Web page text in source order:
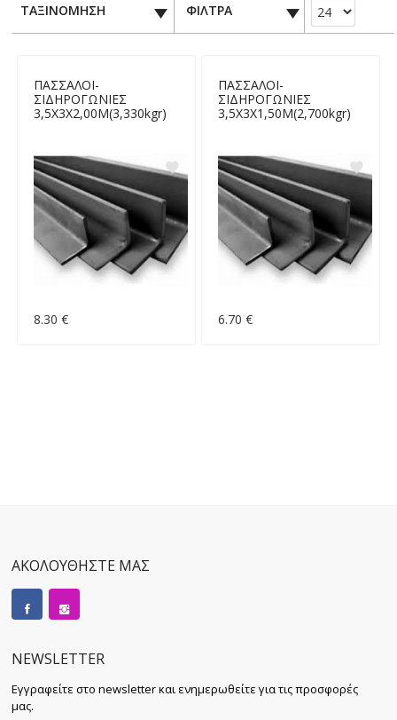
ΤΑΞΙΝΟΜΗΣΗ ΦΙΛΤΡΑ
ΠΑΣΣΑΛΟΙ-
ΣΙΔΗΡΟΓΩΝΙΕΣ
3,5X3X2,00Μ(3,330kgr)
8.30 €
ΠΑΣΣΑΛΟΙ-
ΣΙΔΗΡΟΓΩΝΙΕΣ
3,5X3X1,50Μ(2,700kgr)
6.70 €
ΑΚΟΛΟΥΘΗΣΤΕ ΜΑΣ
NEWSLETTER
Εγγραφείτε στο newsletter και ενημερωθείτε για τις προσφορές
μας.